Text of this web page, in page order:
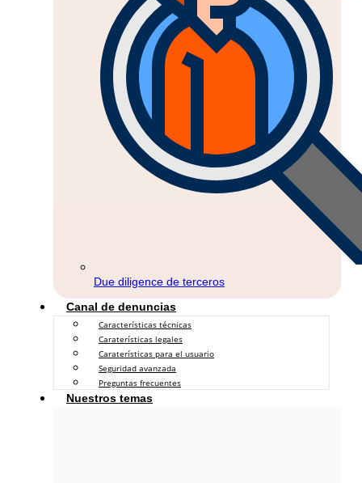
Due diligence de terceros
Canal de denuncias
Características técnicas
Caraterísticas legales
Caraterísticas para el usuario
Seguridad avanzada
Preguntas frecuentes
Nuestros temas